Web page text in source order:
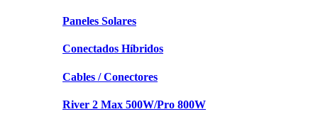
Paneles Solares
Conectados Híbridos
Cables / Conectores
River 2 Max 500W/Pro 800W